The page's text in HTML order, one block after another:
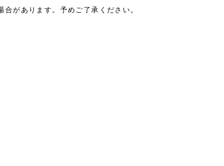
があります。予めご了承ください。